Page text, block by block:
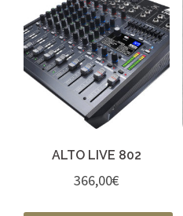
ALTO LIVE 802
366,00€